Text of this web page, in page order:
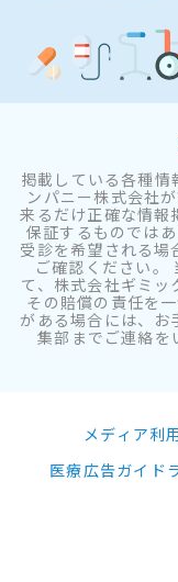
掲載している各種情
ンパニー株式会社
来るだけ正確な情報
保証するものでは
受診を希望される場
ご確認ください。
て、株式会社ギミ
その賠償の責任を
がある場合には、お
集部までご連絡を
メディア利
医療広告ガイド